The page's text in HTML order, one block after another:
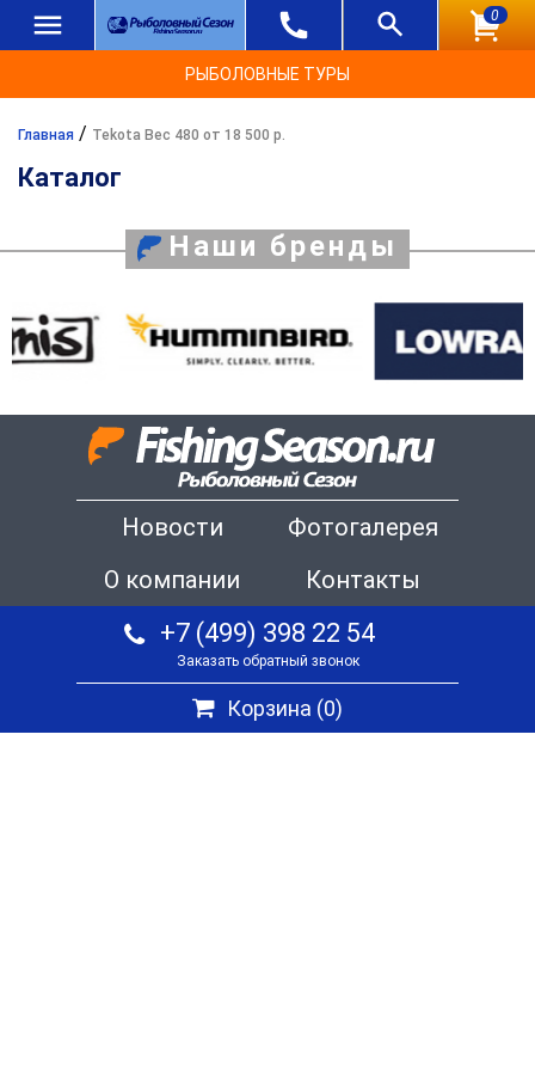
0
РЫБОЛОВНЫЕ ТУРЫ
Главная / Tekota Вес 480 от 18 500 р.
Каталог
Наши бренды
Новости
Фотогалерея
О компании
Контакты
+7 (499) 398 22 54
Заказать обратный звонок
Корзина (0)